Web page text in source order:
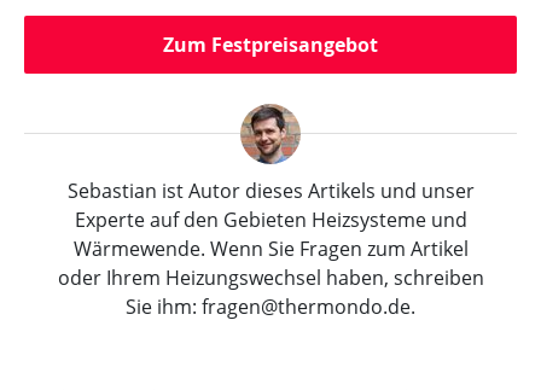
Zum Festpreisangebot
Sebastian ist Autor dieses Artikels und unser
Experte auf den Gebieten Heizsysteme und
Wärmewende. Wenn Sie Fragen zum Artikel
oder Ihrem Heizungswechsel haben, schreiben
Sie ihm: fragen@thermondo.de.